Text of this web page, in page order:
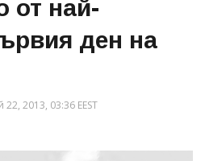
от най-
ден на
22, 2013, 03:36 EEST